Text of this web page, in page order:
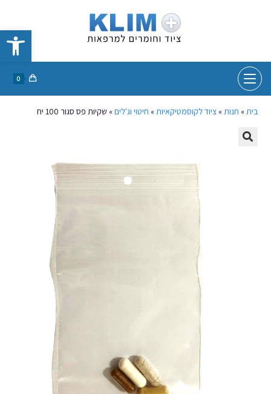
פתח סרגל נגישות
0
בית» חנות»ציוד לקוסמטיקאיות» חיטוי וג'לים» שקיות פס סגור 100 יח